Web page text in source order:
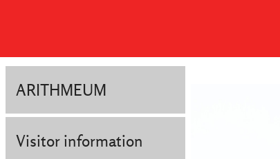
ARITHMEUM
Visitor information